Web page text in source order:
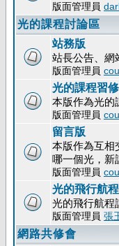
版面管理員
光的課程討論區
站務版
站長公告、網
版面管理員
光的課程習
本版作為光的
版面管理員
留言版
本版作為互相
哪一個光，新
版面管理員
光的飛行航
光的飛行航程
版面管理員 張
網路共修會